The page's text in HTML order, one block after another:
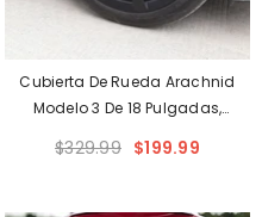
Cubierta De Rueda Arachnid
Modelo 3 De 18 Pulgadas,
Plaid, Tapa De Rueda 4PCS Mate
$329.99 $199.99